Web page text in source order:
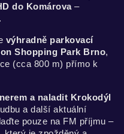
do Komárova–
výhradně parkovací
Shopping Park Brno,
(cca 800 m) přímo k
a naladit Krokodýl
a další aktuální
pouze na FM příjmu –